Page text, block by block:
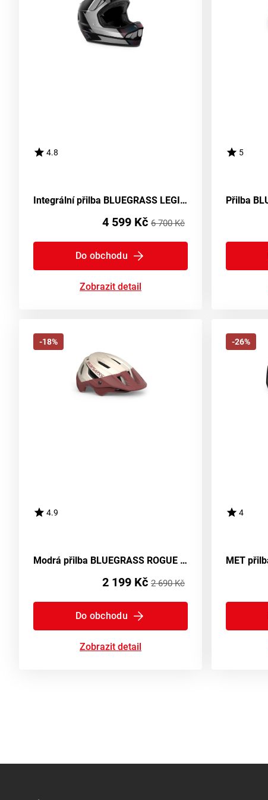
4.8
Integrální přilba BLUEGRASS LEGIT - bílá iridescent
4 599 Kč 6 700 Kč
Do obchodu
Zobrazit detail
5
-18%
4.9
Modrá přilba BLUEGRASS ROGUE off-white -58/61 z materiálu S-52-56 cm
2 199 Kč 2 690 Kč
Do obchodu
Zobrazit detail
-26%
4